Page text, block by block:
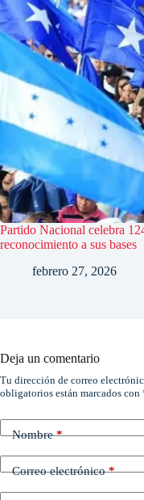
Partido Nacional celebra
reconocimiento a sus bases
febrero 27, 2026
Deja un comentario
Tu dirección de correo
obligatorios están marcados con
Nombre*
Correo electrónico*